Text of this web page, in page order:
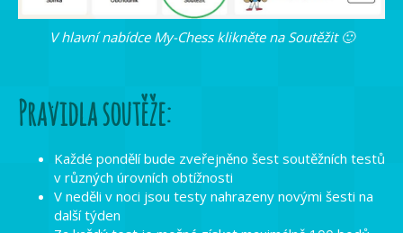
V hlavní nabídce My-Chess klikněte na Soutěžit 🙂
Pravidla soutěže:
Každé pondělí bude zveřejněno šest soutěžních testů
v různých úrovních obtížnosti
V neděli v noci jsou testy nahrazeny novými šesti na
další týden